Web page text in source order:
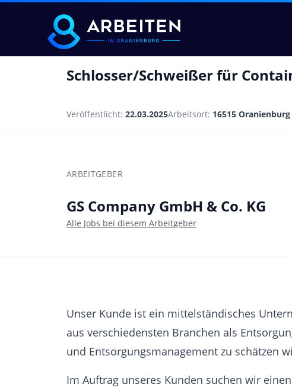
Schlosser/Schweißer für
Veröffentlicht: 22.03.2025Arbeitsort: 16515 Oranienburg
ARBEITGEBER
GS Company GmbH & Co. KG
Alle Jobs bei diesem Arbeitgeber
Unser Kunde ist ein mittelständisches
aus verschiedensten Branchen als
und Entsorgungsmanagement zu schätzen
Im Auftrag unseres Kunden suchen wir einen